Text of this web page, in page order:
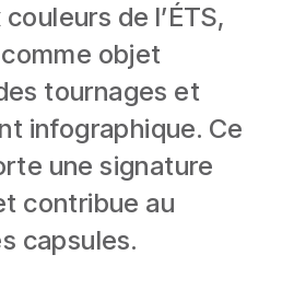
de l’ÉTS,
objet
tournages et
infographique. Ce
une signature
contribue au
capsules.